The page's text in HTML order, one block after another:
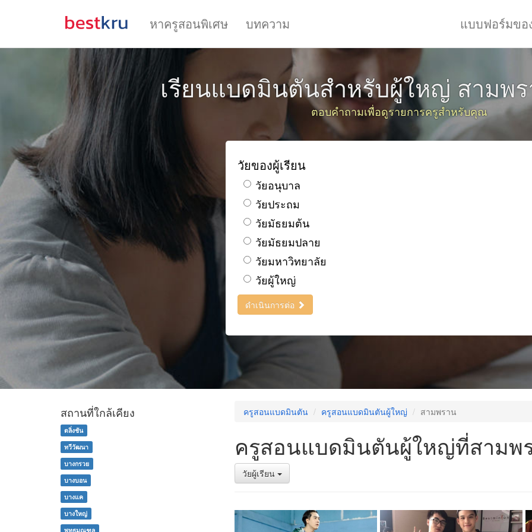
หาครูสอนพิเศษ บทความ แบบฟอร์มข
เรียนแบดมินตันสำหรับผู้ใหญ่ สามพ
ตอบคำถามเพื่อดูรายการครูสำหรับคุณ
วัยของผู้เรียน
วัยอนุบาล
วัยประถม
วัยมัธยมต้น
วัยมัธยมปลาย
วัยมหาวิทยาลัย
วัยผู้ใหญ่
ดำเนินการต่อ
ครูสอนแบดมินตัน ครูสอนแบดมินตันผู้ใหญ่ สามพราน
ครูสอนแบดมินตันผู้ใหญ่ที่สามพ
วัยผู้เรียน
สถานที่ใกล้เคียง
ตลิ่งชัน
ทวีวัฒนา
บางกรวย
บางบอน
บางแค
บางใหญ่
พุทธมณฑล